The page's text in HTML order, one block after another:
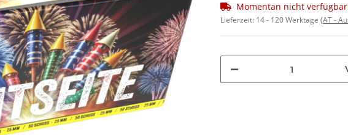
Momentan nicht verfügbar
Lieferzeit: 14 - 120 Werktage (AT -